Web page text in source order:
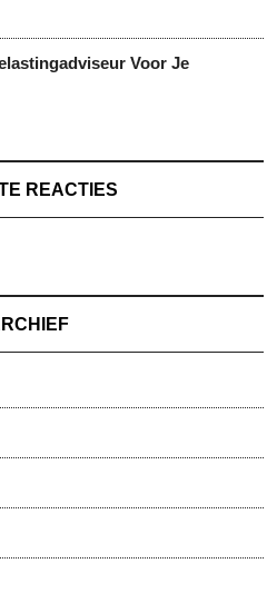
Voor Je
REACTIES